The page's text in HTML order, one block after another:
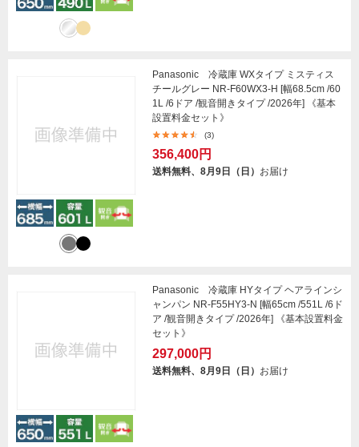
Panasonic 冷蔵庫 WXタイプ ミスティス
チールグレー NR-F60WX3-H [幅68.5cm /60
1L /6ドア /観音開きタイプ /2026年] 《基本
設置料金セット》
(3)
356,400円
送料無料、8月9日（日） お届け
Panasonic 冷蔵庫 HYタイプ ヘアラインシ
ャンパン NR-F55HY3-N [幅65cm /551L /6ド
ア /観音開きタイプ /2026年] 《基本設置料金
セット》
297,000円
送料無料、8月9日（日） お届け